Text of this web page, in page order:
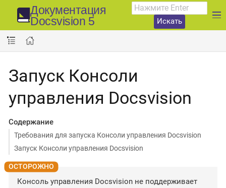
Документация
Docsvision 5
Искать
Запуск Консоли
управления Docsvision
Содержание
Требования для запуска Консоли управления Docsvision
Запуск Консоли управления Docsvision
Консоль управления Docsvision не поддерживает